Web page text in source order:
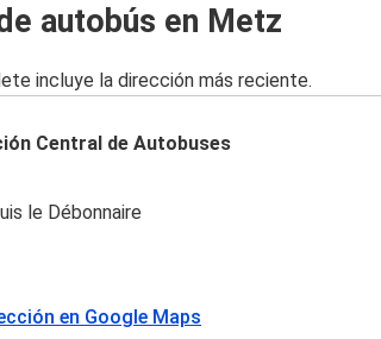
autobús en Metz
incluye la dirección más reciente.
Central de Autobuses
le Débonnaire
en Google Maps